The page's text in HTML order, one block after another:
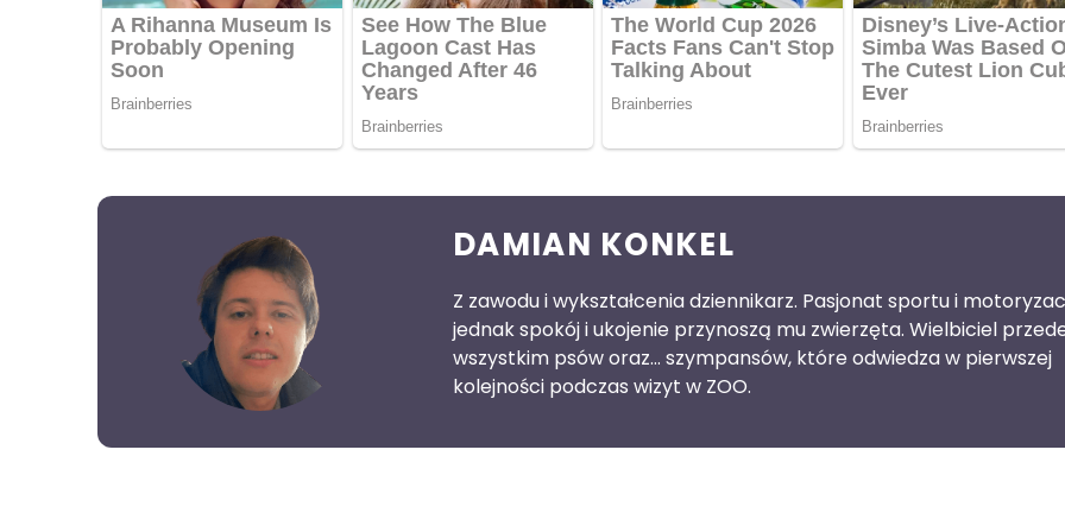
DAMIAN KONKEL
Z zawodu i wykształcenia dziennikarz. Pasjonat sportu i
jednak spokój i ukojenie przynoszą mu zwierzęta. Wielbiciel
wszystkim psów oraz… szympansów, które odwiedza w pierwszej
kolejności podczas wizyt w ZOO.